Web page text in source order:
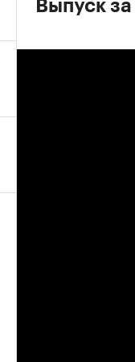
Выпуск